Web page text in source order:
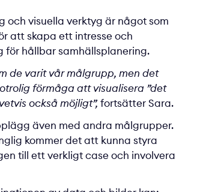
visuella verktyg är något som
att skapa ett intresse och
för hållbar samhällsplanering.
de varit vår målgrupp, men det
förmåga att visualisera ”det
också möjligt”,fortsätter Sara.
även med andra målgrupper.
kommer det att kunna styra
till ett verkligt case och involvera